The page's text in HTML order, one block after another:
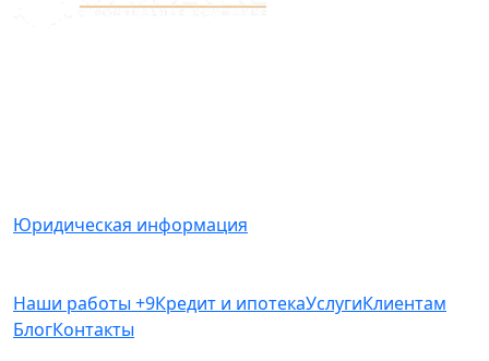
Юридическая информация
Наши работы +9Кредит и ипотекаУслугиКлиентам
БлогКонтакты